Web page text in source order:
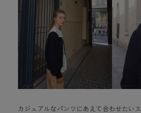
カジュアルなパンツにあえて合わせたい